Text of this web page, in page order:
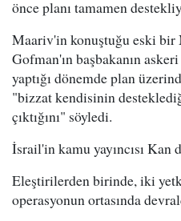
önce planı tamamen
Maariv'in konuştuğu eski bir
Gofman'ın başbakanın
yaptığı dönemde plan
"bizzat kendisinin
çıktığını" söyledi.
İsrail'in kamu yayıncısı
Eleştirilerden birinde, iki
operasyonun ortasında